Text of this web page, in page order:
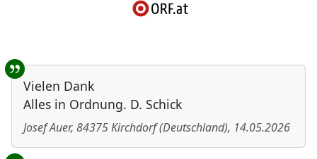
Benutzer-Rückmeldungen
Vielen Dank
Alles in Ordnung. D. Schick
Josef Auer, 84375Kirchdorf(Deutschland), 14.05.2026